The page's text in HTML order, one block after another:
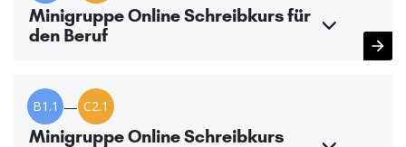
Minigruppe Online Schreibkurs für
den Beruf
B1.1 — C2.1
Minigruppe Online Schreibkurs